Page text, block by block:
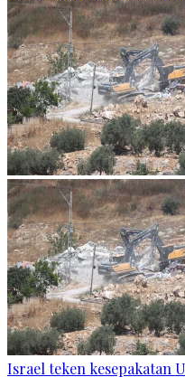
Israel teken kesepakatan